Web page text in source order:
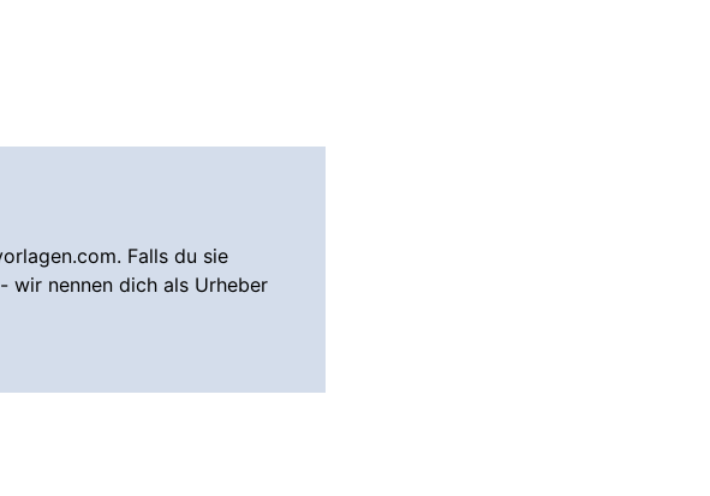
Falls du sie
nennen dich als Urheber